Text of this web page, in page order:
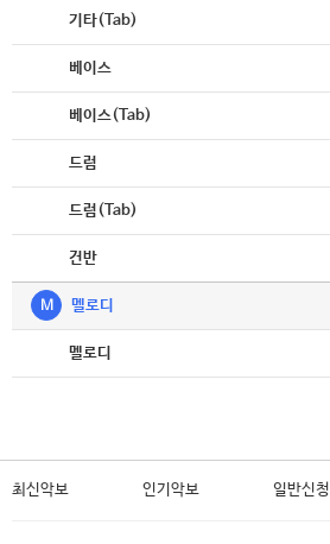
기타(Tab)
베이스
베이스(Tab)
드럼
드럼(Tab)
건반
M 멜로디
멜로디
최신악보 인기악보 일반신청